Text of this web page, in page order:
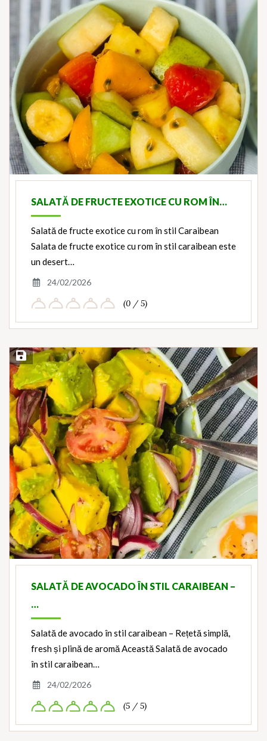
SALATĂ DE FRUCTE EXOTICE CU ROM ÎN…
Salată de fructe exotice cu rom în stil Caraibean
Salata de fructe exotice cu rom în stil caraibean este
un desert…
24/02/2026
(0 / 5)
Save Recipe
SALATĂ DE AVOCADO ÎN STIL CARAIBEAN –
…
Salată de avocado în stil caraibean – Rețetă simplă,
fresh și plină de aromă Această Salată de avocado
în stil caraibean…
24/02/2026
(5 / 5)